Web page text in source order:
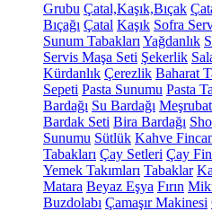
Grubu Çatal,Kaşık,Bıçak
Bıçağı Çatal Kaşık Sofra
Sunum Tabakları Yağdanlık
Servis Maşa Seti Şekerlik
Kürdanlık Çerezlik Baharat
Sepeti Pasta Sunumu Pasta
Bardağı Su Bardağı
Bardak Seti Bira Bardağı
Sunumu Sütlük Kahve
Tabakları Çay Setleri Çay
Yemek Takımları Tabaklar
Matara Beyaz Eşya Fırın
Buzdolabı Çamaşır Makinesi